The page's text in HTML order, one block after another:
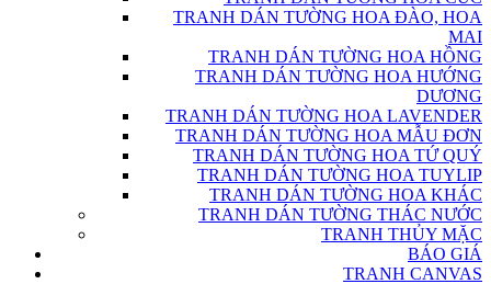
TRANH DÁN TƯỜNG HOA ĐÀO, HOA
MAI
TRANH DÁN TƯỜNG HOA HỒNG
TRANH DÁN TƯỜNG HOA HƯỚNG
DƯƠNG
TRANH DÁN TƯỜNG HOA LAVENDER
TRANH DÁN TƯỜNG HOA MẪU ĐƠN
TRANH DÁN TƯỜNG HOA TỨ QUÝ
TRANH DÁN TƯỜNG HOA TUYLIP
TRANH DÁN TƯỜNG HOA KHÁC
TRANH DÁN TƯỜNG THÁC NƯỚC
TRANH THỦY MẶC
BÁO GIÁ
TRANH CANVAS